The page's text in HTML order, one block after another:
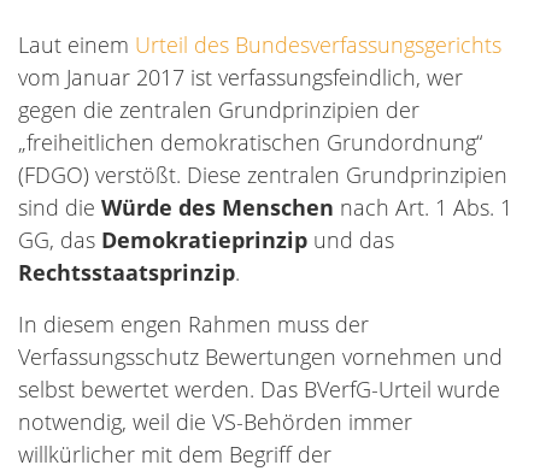
Laut einem Urteil des Bundesverfassungsgerichts
vom Januar 2017 ist verfassungsfeindlich, wer
gegen die zentralen Grundprinzipien der
„freiheitlichen demokratischen Grundordnung“
(FDGO) verstößt. Diese zentralen Grundprinzipien
sind die Würde des Menschen nach Art. 1 Abs. 1
GG, das Demokratieprinzip und das
Rechtsstaatsprinzip.
In diesem engen Rahmen muss der
Verfassungsschutz Bewertungen vornehmen und
selbst bewertet werden. Das BVerfG-Urteil wurde
notwendig, weil die VS-Behörden immer
willkürlicher mit dem Begriff der